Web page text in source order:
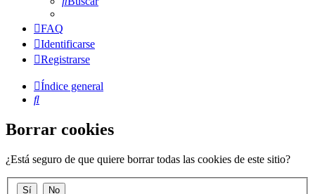
FAQ
Identificarse
Registrarse
Índice general
Buscar
Borrar cookies
¿Está seguro de que quiere borrar todas las cookies de este sitio?